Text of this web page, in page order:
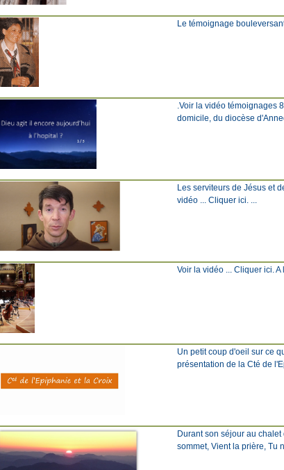
Le témoignage
.Voir la vidéo témoignages
domicile, du diocèse
Les serviteurs de Jésus et
vidéo ... Cliquer ici. ...
Voir la vidéo ... Cliquer ici.
Un petit coup d'oeil sur ce
présentation de la Cté de
Durant son séjour au
sommet, Vient la prière, Tu